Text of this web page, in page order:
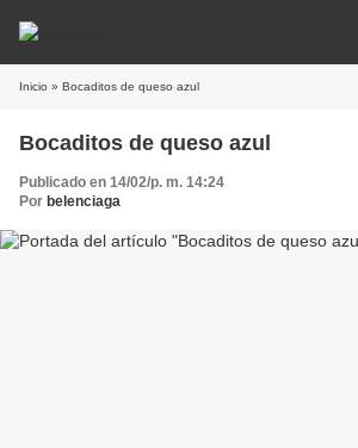
Inicio » Bocaditos de queso azul
Bocaditos de queso azul
Publicado en 14/02/p. m. 14:24
Por belenciaga